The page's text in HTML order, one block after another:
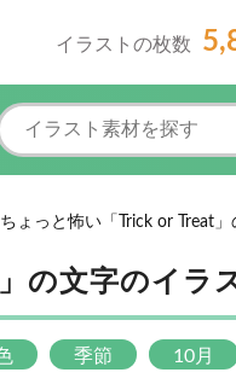
イラストの枚数
ちょっと怖い「Trick or Treat
の文字のイラ
季節 10月